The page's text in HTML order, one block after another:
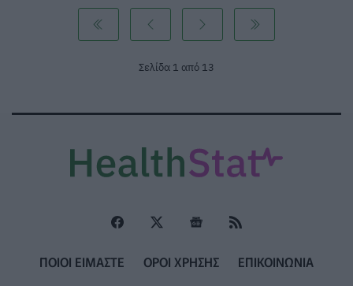
Σελίδα 1 από 13
ΠΟΙΟΙ ΕΙΜΑΣΤΕ ΟΡΟΙ ΧΡΗΣΗΣ ΕΠΙΚΟΙΝΩΝΙΑ